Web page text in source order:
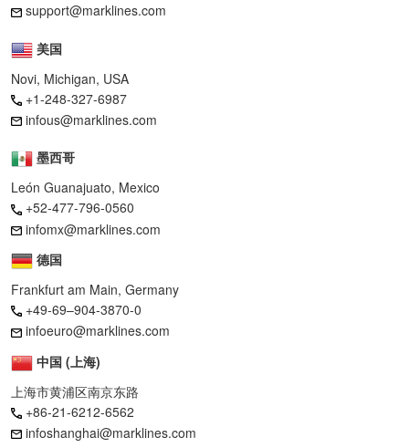
support@marklines.com
美国
Novi, Michigan, USA
+1-248-327-6987
infous@marklines.com
墨西哥
León Guanajuato, Mexico
+52-477-796-0560
infomx@marklines.com
德国
Frankfurt am Main, Germany
+49-69–904-3870-0
infoeuro@marklines.com
中国 (上海)
上海市黄浦区南京东路
+86-21-6212-6562
infoshanghai@marklines.com